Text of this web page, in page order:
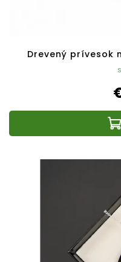
Drevený prívesok